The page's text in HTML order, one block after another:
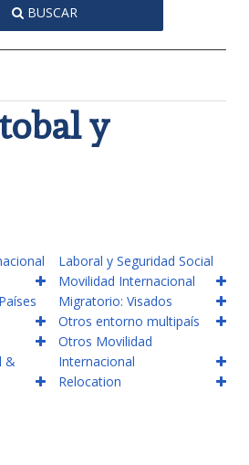
BUSCAR
y
&
Laboral y Seguridad Social
Movilidad Internacional
Migratorio: Visados
Otros entorno multipaís
Otros Movilidad
Internacional
Relocation